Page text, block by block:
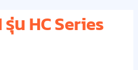
น HC Series